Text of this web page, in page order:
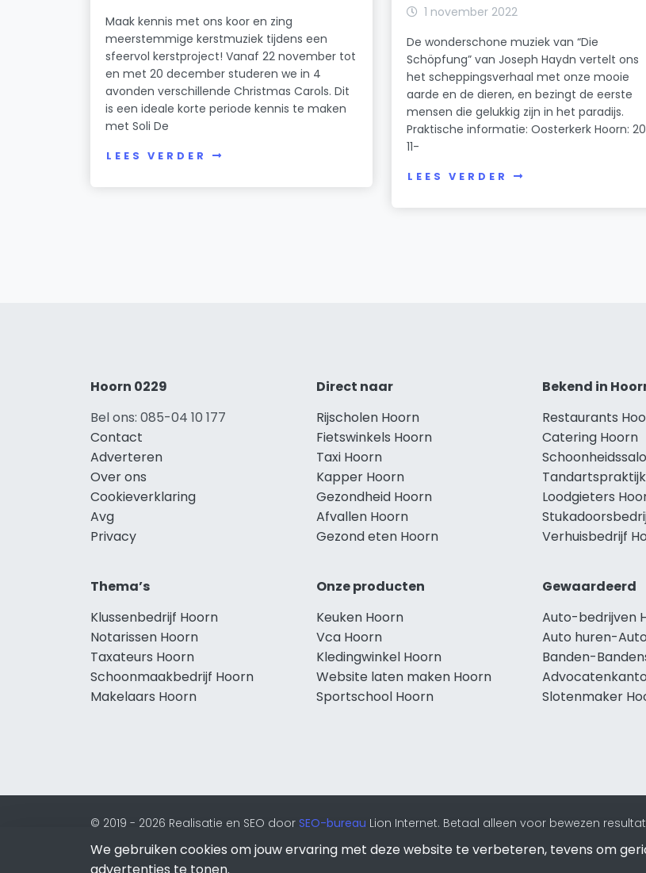
Maak kennis met ons koor en zing
meerstemmige kerstmuziek tijdens een
sfeervol kerstproject! Vanaf 22 november tot
en met 20 december studeren we in 4
avonden verschillende Christmas Carols. Dit
is een ideale korte periode kennis te maken
met Soli De
LEES VERDER
1 november 2022
De wonderschone muziek van “Die
Schöpfung” van Joseph Haydn vertelt ons
het scheppingsverhaal met onze mooie
aarde en de dieren, en bezingt de eerste
mensen die gelukkig zijn in het paradijs.
Praktische informatie: Oosterkerk Hoorn:
11-
LEES VERDER
Hoorn 0229
Bel ons: 085-04 10 177
Contact
Adverteren
Over ons
Cookieverklaring
Avg
Privacy
Direct naar
Rijscholen Hoorn
Fietswinkels Hoorn
Taxi Hoorn
Kapper Hoorn
Gezondheid Hoorn
Afvallen Hoorn
Gezond eten Hoorn
Bekend in
Restaurants
Catering Hoorn
Loodgieters
Verhuisbedrijf
Thema’s
Klussenbedrijf Hoorn
Notarissen Hoorn
Taxateurs Hoorn
Schoonmaakbedrijf Hoorn
Makelaars Hoorn
Onze producten
Keuken Hoorn
Vca Hoorn
Kledingwinkel Hoorn
Website laten maken Hoorn
Sportschool Hoorn
Gewaardeerd
Auto-bedrijven
Auto huren-
Banden-
Slotenmaker
© 2019 - 2026 Realisatie en SEO door SEO-bureau Lion Internet. Betaal alleen voor bewezen
Beeldcredits
We gebruiken cookies om jouw ervaring met deze website te verbeteren, tevens om